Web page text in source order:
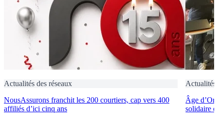
Actualités des réseaux
NousAssurons franchit les 200 courtiers, cap vers 400
affiliés d’ici cinq ans
Actualités
Âge d’Or
solidaire